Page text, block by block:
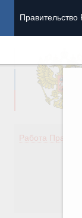
Правительство
Работа